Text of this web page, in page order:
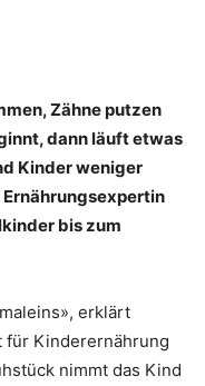
Zähne putzen
dann läuft etwas
Kinder weniger
bis zum
erklärt
für Kinderernährung
nimmt das Kind